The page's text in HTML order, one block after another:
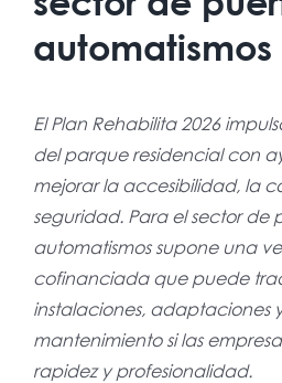
automatismos
El Plan Rehabilita 2026
del parque residencial con
mejorar la accesibilidad, la
seguridad. Para el sector de
automatismos supone una
cofinanciada que puede
instalaciones, adaptaciones
mantenimiento si las
rapidez y profesionalidad.